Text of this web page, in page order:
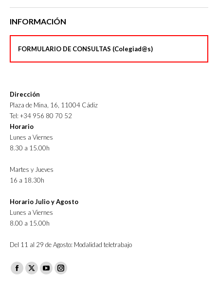
INFORMACIÓN
FORMULARIO DE CONSULTAS (Colegiad@s)
Dirección
Plaza de Mina, 16, 11004 Cádiz
Tel: +34 956 80 70 52
Horario
Lunes a Viernes
8.30 a 15.00h
Martes y Jueves
16 a 18.30h
Horario Julio y Agosto
Lunes a Viernes
8.00 a 15.00h
Del 11 al 29 de Agosto: Modalidad teletrabajo
Facebook
X
YouTubeInstagram